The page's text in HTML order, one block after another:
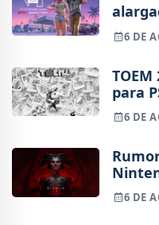
6 DE
para
6 DE
e vai
novo
6 DE